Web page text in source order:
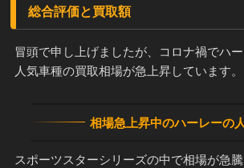
総合評価と買取額
冒頭で申し上げましたが、コロナ禍でハ
人気車種の買取相場が急上昇しています。
相場急上昇中のハーレーの
スポーツスターシリーズの中で相場が急